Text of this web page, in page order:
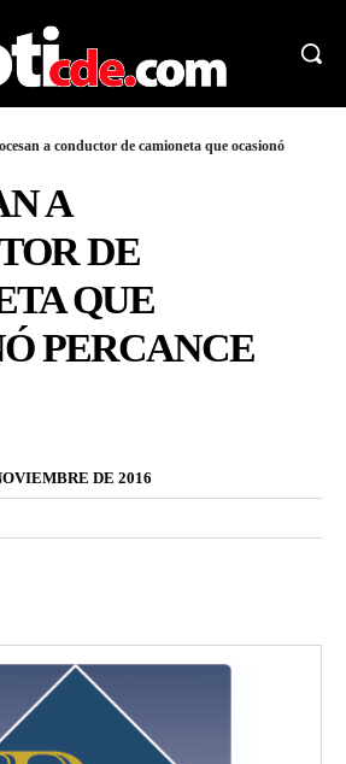
a conductor de camioneta que ocasionó
A
DE
QUE
PERCANCE
DE 2016